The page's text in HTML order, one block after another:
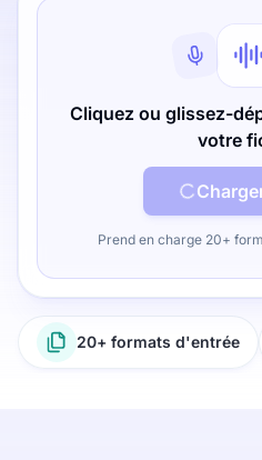
Cliquez ou glissez-
votre
Prend en charge 20+
20+ formats d'entrée